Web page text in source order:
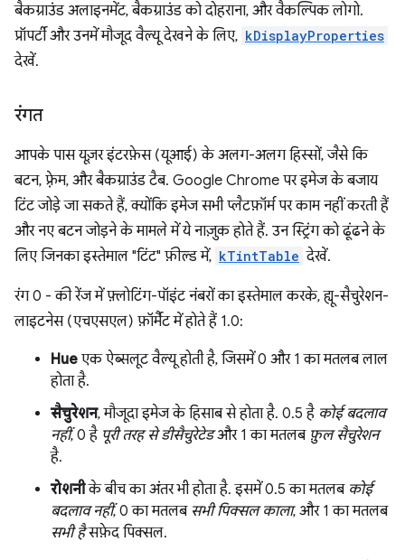
बैकग्राउंड अलाइनमेंट, बैकग्राउंड को दोहराना, और वैकल्पिक लोगो.
प्रॉपर्टी और उनमें मौजूद वैल्यू देखने के लिए, kDisplayProperties
देखें.
रंगत
आपके पास यूज़र इंटरफ़ेस (यूआई) के अलग-अलग हिस्सों, जैसे कि
बटन, फ़्रेम, और बैकग्राउंड टैब. Google Chrome पर इमेज के बजाय
टिंट जोड़े जा सकते हैं, क्योंकि इमेज सभी प्लैटफ़ॉर्म पर काम नहीं करती हैं
और नए बटन जोड़ने के मामले में ये नाज़ुक होते हैं. उन स्ट्रिंग को ढूंढने के
लिए जिनका इस्तेमाल "टिंट" फ़ील्ड में, kTintTable देखें.
रंग 0 - की रेंज में फ़्लोटिंग-पॉइंट नंबरों का इस्तेमाल करके, ह्यू-सैचुरेशन-
लाइटनेस (एचएसएल) फ़ॉर्मैट में होते हैं 1.0:
Hue एक ऐब्सलूट वैल्यू होती है, जिसमें 0 और 1 का मतलब लाल
होता है.
सैचुरेशन, मौजूदा इमेज के हिसाब से होता है. 0.5 है कोई बदलाव
नहीं, 0 है पूरी तरह से डीसैचुरेटेडऔर 1 का मतलब फ़ुल सैचुरेशन
है.
रोशनीके बीच का अंतर भी होता है. इसमें 0.5 का मतलब कोई
बदलाव नहीं, 0 का मतलब सभी पिक्सल काला, और 1 का मतलब
सभी हैसफ़ेद पिक्सल.